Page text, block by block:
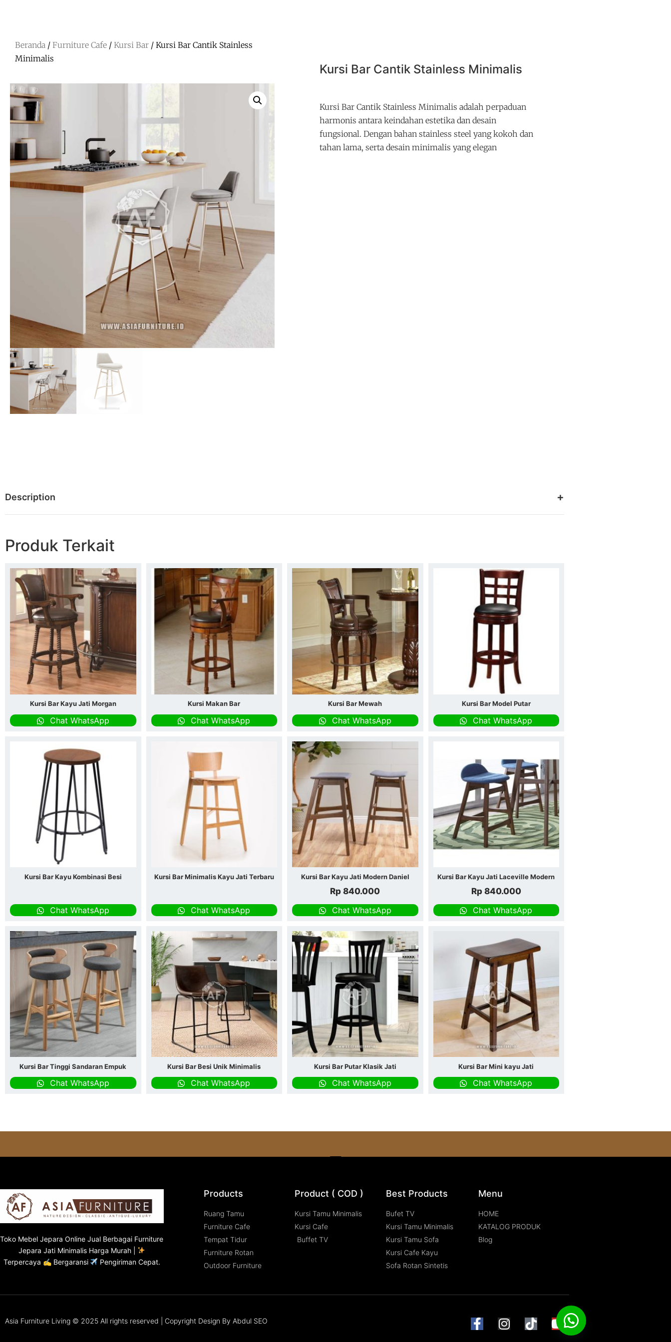
Beranda / Furniture Cafe / Kursi Bar / Kursi Bar Cantik Stainless
Minimalis
Kursi Bar Cantik Stainless Minimalis
Kursi Bar Cantik Stainless Minimalis adalah perpaduan
harmonis antara keindahan estetika dan desain
fungsional. Dengan bahan stainless steel yang kokoh dan
tahan lama, serta desain minimalis yang elegan
Description
Produk Terkait
Kursi Bar Kayu Jati Morgan
Chat WhatsApp
Kursi Makan Bar
Chat WhatsApp
Kursi Bar Mewah
Chat WhatsApp
Kursi Bar Model Putar
Chat WhatsApp
Kursi Bar Kayu Kombinasi Besi
Chat WhatsApp
Kursi Bar Minimalis Kayu Jati Terbaru
Chat WhatsApp
Kursi Bar Kayu Jati Modern Daniel
Rp 840.000
Chat WhatsApp
Kursi Bar Kayu Jati Laceville Modern
Rp840.000
Chat WhatsApp
Kursi Bar Tinggi Sandaran Empuk
Chat WhatsApp
Kursi Bar Besi Unik Minimalis
Chat WhatsApp
Kursi Bar Putar Klasik Jati
Chat WhatsApp
Kursi Bar Mini kayu Jati
Chat WhatsApp
Toko Mebel Jepara Online Jual Berbagai Furniture
Jepara Jati Minimalis Harga Murah |
Terpercaya ✍ Bergaransi
Pengiriman Cepat.
Products
Ruang Tamu
Furniture Cafe
Tempat Tidur
Furniture Rotan
Outdoor Furniture
Product ( COD )
Kursi Tamu Minimalis
Kursi Cafe
Buffet TV
Best Products
Bufet TV
Kursi Tamu Minimalis
Kursi Tamu Sofa
Kursi Cafe Kayu
Sofa Rotan Sintetis
Menu
HOME
KATALOG PRODUK
Blog
Asia Furniture Living © 2025 All rights reserved | Copyright Design By Abdul SEO